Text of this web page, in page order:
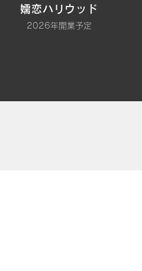
嬬恋ハリウッド
2026年開業予定